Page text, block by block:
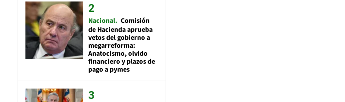
Nacional Comisión
de Hacienda aprueba
vetos del gobierno a
megarreforma:
Anatocismo, olvido
financiero y plazos de
pago a pymes